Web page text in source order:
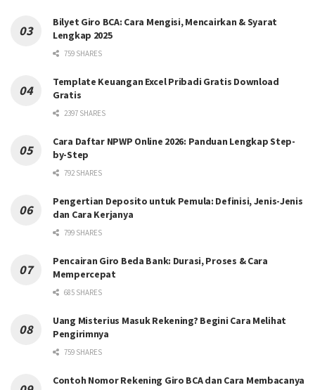
Bilyet Giro BCA: Cara Mengisi, Mencairkan & Syarat
Lengkap 2025
759 SHARES
Template Keuangan Excel Pribadi Gratis Download
Gratis
2397 SHARES
Cara Daftar NPWP Online 2026: Panduan Lengkap Step-
by-Step
792 SHARES
Pengertian Deposito untuk Pemula: Definisi, Jenis-Jenis
dan Cara Kerjanya
799 SHARES
Pencairan Giro Beda Bank: Durasi, Proses & Cara
Mempercepat
685 SHARES
Uang Misterius Masuk Rekening? Begini Cara Melihat
Pengirimnya
759 SHARES
Contoh Nomor Rekening Giro BCA dan Cara Membacanya